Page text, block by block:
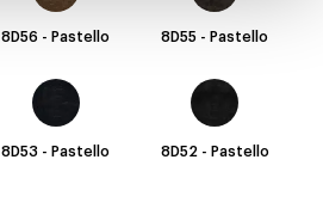
8D56 - Pastello 8D55 - Pastello
8D53 - Pastello 8D52 - Pastello